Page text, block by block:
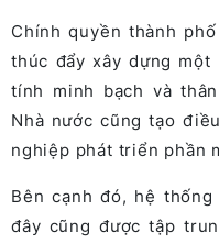
Chính quyền thành
thúc đẩy xây dựng
tính minh bạch và
Nhà nước cũng tạo
nghiệp phát triển phần
Bên cạnh đó, hệ
đây cũng được tập